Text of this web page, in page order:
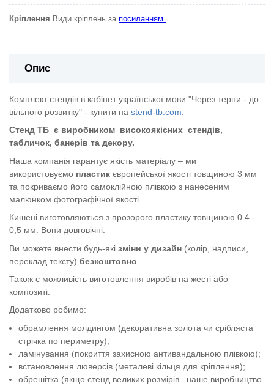
Кріплення Види кріплень за посиланням.
Опис
Комплект стендів в кабінет української мови "Через терни - до
вільного розвитку" - купити на stend-tb.com.
Стенд ТБ є виробником високоякісних стендів,
табличок, банерів та декору.
Наша компанія гарантує якість матеріалу – ми
використовуємо пластик європейської якості товщиною 3 мм
та покриваємо його самоклійною плівкою з нанесеним
малюнком фотографічної якості.
Кишені виготовляються з прозорого пластику товщиною 0.4 -
0,5 мм. Вони довговічні.
Ви можете внести будь-які зміни у дизайн (колір, надписи,
переклад тексту) безкоштовно
Також є можливість виготовлення виробів на жесті або
композиті.
Додатково робимо:
обрамлення молдингом (декоративна золота чи срібляста
стрічка по периметру);
ламінування (покриття захисною антивандальною плівкою);
встановлення люверсів (металеві кільця для кріплення);
обрешітка (якщо стенд великих розмірів –наше виробництво